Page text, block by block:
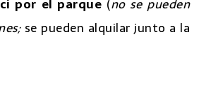
por el parque (no se pueden
se pueden alquilar junto a la